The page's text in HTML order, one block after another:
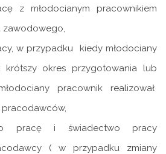
z młodocianym pracownikiem
zawodowego,
w przypadku kiedy młodociany
krótszy okres przygotowania lub
pracownik realizował
i świadectwo pracy
( w przypadku zmiany